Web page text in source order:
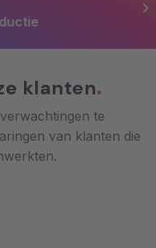
klanten
te
van klanten die